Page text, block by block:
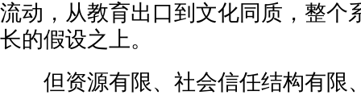
流动，从教育出口到文化同质，整个
长的假设之上。
但资源有限、社会信任结构有限